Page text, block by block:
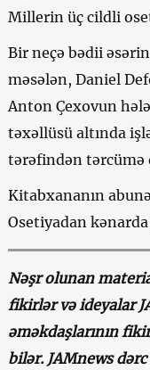
Millerin üç cildli
Bir neçə bədii
məsələn, Daniel
Anton Çexovun
təxəllüsü altında
tərəfindən tərcümə
Kitabxananın
Osetiyadan
Nəşr olunan
fikirlər və ideyalar
əməkdaşlarının
bilər. JAMnews